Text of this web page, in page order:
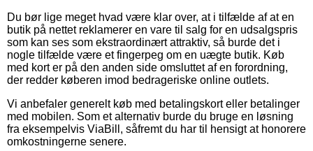
Du bør lige meget hvad være klar over, at i tilfælde af at en
butik på nettet reklamerer en vare til salg for en udsalgspris
som kan ses som ekstraordinært attraktiv, så burde det i
nogle tilfælde være et fingerpeg om en uægte butik. Køb
med kort er på den anden side omsluttet af en forordning,
der redder køberen imod bedrageriske online outlets.
Vi anbefaler generelt køb med betalingskort eller betalinger
med mobilen. Som et alternativ burde du bruge en løsning
fra eksempelvis ViaBill, såfremt du har til hensigt at honorere
omkostningerne senere.